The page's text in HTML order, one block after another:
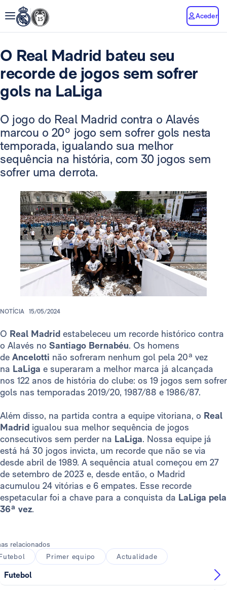
Aceder
O Real Madrid bateu seu
recorde de jogos sem sofrer
gols na LaLiga
O jogo do Real Madrid contra o Alavés
marcou o 20º jogo sem sofrer gols nesta
temporada, igualando sua melhor
sequência na história, com 30 jogos sem
sofrer uma derrota.
NOTÍCIA 15/05/2024
O Real Madrid estabeleceu um recorde histórico contra
o Alavés no Santiago Bernabéu. Os homens
de Ancelotti não sofreram nenhum gol pela 20ª vez
na LaLiga e superaram a melhor marca já alcançada
nos 122 anos de história do clube: os 19 jogos sem sofrer
gols nas temporadas 2019/20, 1987/88 e 1986/87.
Além disso, na partida contra a equipe vitoriana, o Real
Madrid igualou sua melhor sequência de jogos
consecutivos sem perder na LaLiga. Nossa equipe já
está há 30 jogos invicta, um recorde que não se via
desde abril de 1989. A sequência atual começou em 27
de setembro de 2023 e, desde então, o Madrid
acumulou 24 vitórias e 6 empates. Esse recorde
espetacular foi a chave para a conquista da LaLiga pela
36ª vez.
relacionados
Primer equipo Actualidade
Futebol